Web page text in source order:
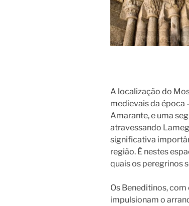
A localização do
medievais da época
Amarante, e uma
atravessando
significativa
região. É nestes
quais os peregrinos
Os Beneditinos,
impulsionam o